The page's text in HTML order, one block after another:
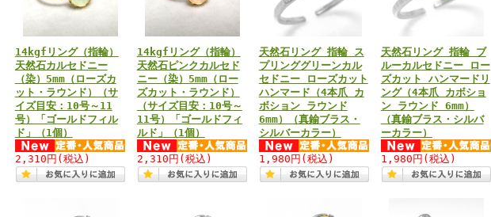
14kgfリング（指輪）
天然石カルセドニー
（染）5mm（ローズカ
ット・ラウンド）（サ
イズ目安：10号～11
号）「ゴールドフィル
ド」（1個）
2,310円 (税込)
14kgfリング（指輪）
天然石ピンクカルセド
ニー（染）5mm（ロー
ズカット・ラウンド）
（サイズ目安：10号～
11号）「ゴールドフィ
ルド」（1個）
2,310円 (税込)
天然石リング 指輪 ス
プリンググリーンカル
セドニー ローズカット
ハンマード（4本爪 カ
ボション ラウンド
6mm）（真鍮ブラス・
シルバーカラー）
1,980円 (税込)
天然石リング 指輪 ブ
ルーカルセドニー ロー
ズカット ハンマードリ
ング（4本爪 カボショ
ン ラウンド 6mm）
（真鍮ブラス・シルバ
ーカラー）
1,980円 (税込)